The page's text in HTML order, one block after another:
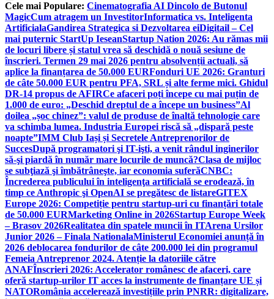
Cele mai Populare: Cinematografia AI Dincolo de Butonul
MagicCum atragem un InvestitorInformatica vs. Inteligenta
ArtificialaGandirea Strategica si Dezvoltarea eiDigitail – Cel
mai puternic StartUp IeseanStartup Nation 2026: Au rămas mii
de locuri libere și statul vrea să deschidă o nouă sesiune de
înscrieri. Termen 29 mai 2026 pentru absolvenții actuali, să
aplice la finanțarea de 50.000 EURFonduri UE 2026: Granturi
de câte 50.000 EUR pentru PFA, SRL și alte ferme mici. Ghidul
DR-14 propus de AFIRCe afaceri poți începe cu mai puțin de
1.000 de euro: „Deschid dreptul de a începe un business”Al
doilea „șoc chinez”: valul de produse de înaltă tehnologie care
va schimba lumea. Industria Europei riscă să „dispară peste
noapte”IMM Club Iași și Secretele Antreprenorilor de
SuccesDupă programatori şi IT-işti, a venit rândul inginerilor
să-şi piardă în număr mare locurile de muncă?Clasa de mijloc
se subţiază şi îmbătrâneşte, iar economia suferăCNBC:
Încrederea publicului în inteligenţa artificială se erodează, în
timp ce Anthropic şi OpenAI se pregătesc de listareGITEX
Europe 2026: Competiție pentru startup-uri cu finanțări totale
de 50.000 EURMarketing Online in 2026Startup Europe Week
– Brasov 2026Realitatea din spatele muncii în ITArena Ursilor
Junior 2026 – Finala NationalaMinisterul Economiei anunță în
2026 deblocarea fondurilor de câte 200.000 lei din programul
Femeia Antreprenor 2024. Atenție la datoriile către
ANAFÎnscrieri 2026: Accelerator românesc de afaceri, care
oferă startup-urilor IT acces la instrumente de finanțare UE și
NATORomânia accelerează investițiile prin PNRR: digitalizare,